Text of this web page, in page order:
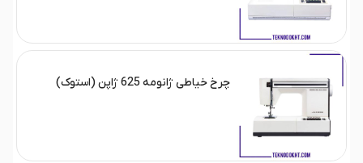
چرخ خیاطی ژانومه 625 ژاپن (استوک)